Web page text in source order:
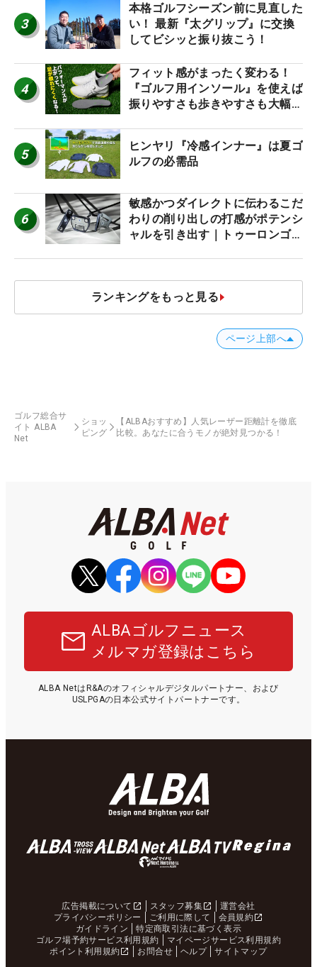
3
本格ゴルフシーズン前に見直した
い！ 最新『太グリップ』に交換
してビシッと振り抜こう！
4
フィット感がまったく変わる！
『ゴルフ用インソール』を使えば
振りやすさも歩きやすさも大幅に
5
ヒンヤリ『冷感インナー』は夏ゴ
ルフの必需品
6
敏感かつダイレクトに伝わるこだ
わりの削り出しの打感がポテンシ
ャルを引き出す｜トゥーロンゴル
ランキングをもっと見る
ページ上部へ
ゴルフ総合サ
イト ALBA
Net
ショッ
ピング
【ALBAおすすめ】人気レーザー距離計を徹底
比較。あなたに合うモノが絶対見つかる！
ALBAゴルフニュース
メルマガ登録はこちら
ALBA NetはR&Aのオフィシャルデジタルパートナー、および
USLPGAの日本公式サイトパートナーです。
広告掲載について スタッフ募集
運営会社
プライバシーポリシー
ご利用に際して
会員規約
ガイドライン
特定商取引法に基づく表示
ゴルフ場予約サービス利用規約
マイページサービス利用規約
ポイント利用規約
お問合せ ヘルプ サイトマップ